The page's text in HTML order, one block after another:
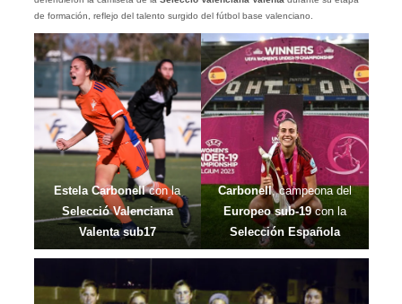
de formación, reflejo del talento surgido del fútbol base valenciano.
Estela Carbonellcon la
Selecció Valenciana
Valenta sub17
Carbonell, campeona del
Europeo sub-19con la
Selección Española